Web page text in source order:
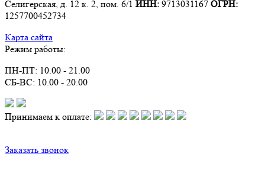
Селигерская, д. 12 к. 2, пом. 6/1 ИНН: 9713031167 ОГРН:
1257700452734
Карта сайта
Режим работы:
ПН-ПТ: 10.00 - 21.00
СБ-ВС: 10.00 - 20.00
Принимаем к оплате:
Заказать звонок